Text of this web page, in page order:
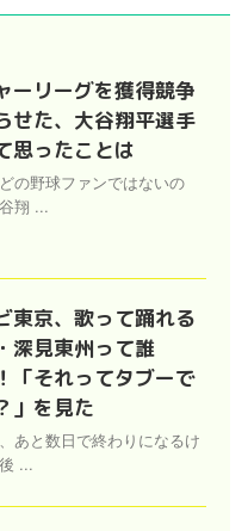
ーリーグを獲得競争
せた、大谷翔平選手
思ったことは
の野球ファンではないの
翔 ...
東京、歌って踊れる
深見東州って誰
「それってタブーで
」を見た
あと数日で終わりになるけ
...